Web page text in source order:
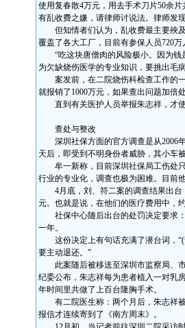
使用复春散4万元，用去手术刀片50余
有乱收费之嫌，请律师讨说法。律师发
但知情者们认为，乱收费最主要殃及
覆盖了各大工厂，目前有参保人员720
“吃这块唐僧肉的风险极小。因为钱
为欠缺烧伤医学的专业知识，要挑出毛
案发前，在二院烧伤科检查工作的一
就报销了1000万元，如果查出问题加倍
直到有关医护人员举报朱志祥，才
查处与整改
深圳社保方面的官方调查是从2006年
天后，即受到不明身份者威胁，其小车
牟一新称，目前深圳社保局工伤处只
行业的专业化，调查也极为困难。目前
4月底，刘、符二案的调查结果出台
元。也就是说，在他们的医疗费用中，
社保中心随后出台的处罚决定要求：
一年。
这份决定上有句话充满了潜台词，“(
要主动退还。”
此案随后被移送至深圳市监察局、市
纪委公布，朱志祥每为患者植入一对乳
年时间里共做了上百台隆胸手术。
有二院医生称：两个月后，朱志祥被
报信才连续寄到了《南方周末》。